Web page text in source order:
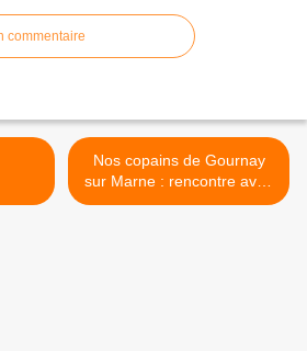
commentaire
Nos copains de Gournay
sur Marne : rencontre avec
nos correspondants CP B >